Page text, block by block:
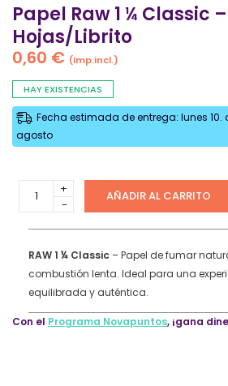
Papel Raw 1 ¼ Classic
Hojas/Librito
0,60 € (imp.incl.)
HAY EXISTENCIAS
Fecha estimada de entrega: lunes 10.
agosto
Raw
Classic
Hojas/Librito
quantity
AÑADIR AL CARRITO
RAW 1 ¼ Classic – Papel de fumar
combustión lenta. Ideal para una
equilibrada y auténtica.
Con el Programa Novapuntos, ¡gana